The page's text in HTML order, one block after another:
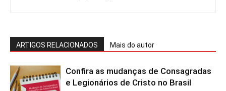
ARTIGOS RELACIONADOS Mais do autor
Confira as mudanças de Consagradas
e Legionários de Cristo no Brasil